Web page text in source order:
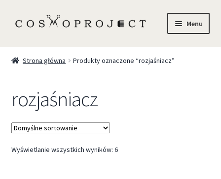
Menu
Trychologia
O Nas
Szkolenia
Strona główna Produkty oznaczone “rozjaśniacz”
rozjaśniacz
Wyświetlanie wszystkich wyników: 6